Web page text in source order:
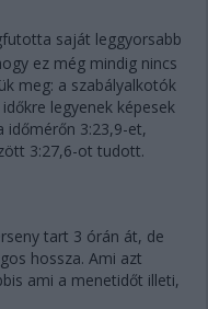
saját leggyorsabb
ez még mindig nincs
meg: a szabályalkotók
legyenek képesek
időmérőn 3:23,9-et,
3:27,6-ot tudott.
tart 3 órán át, de
hossza. Ami azt
ami a menetidőt illeti,